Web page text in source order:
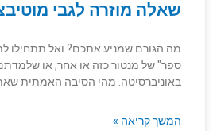
שאלה מוזרה לגבי
מה הגורם שמניע אתכם? ואל תתחילו
ספר" של מנטור כזה או אחר, או
באוניברסיטה. מהי הסיבה האמתית
המשך קריאה »